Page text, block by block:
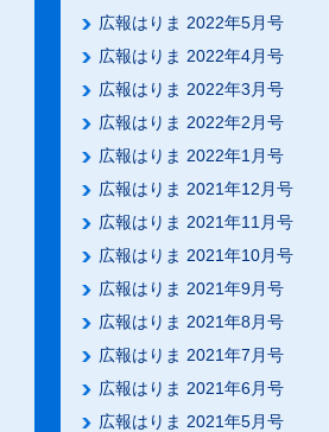
広報はりま 2022年5月号
広報はりま 2022年4月号
広報はりま 2022年3月号
広報はりま 2022年2月号
広報はりま 2022年1月号
広報はりま 2021年12月号
広報はりま 2021年11月号
広報はりま 2021年10月号
広報はりま 2021年9月号
広報はりま 2021年8月号
広報はりま 2021年7月号
広報はりま 2021年6月号
広報はりま 2021年5月号